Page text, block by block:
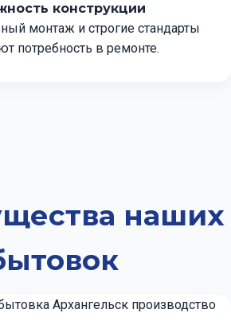
конструкции
монтаж и строгие стандарты
потребность в ремонте.
наших